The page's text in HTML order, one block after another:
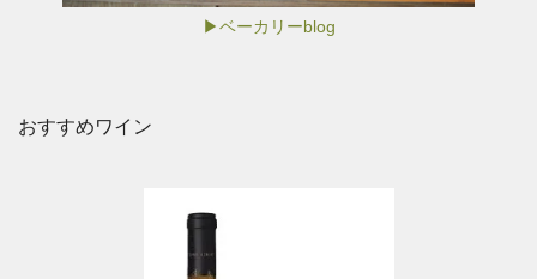
▶ベーカリーblog
おすすめワイン